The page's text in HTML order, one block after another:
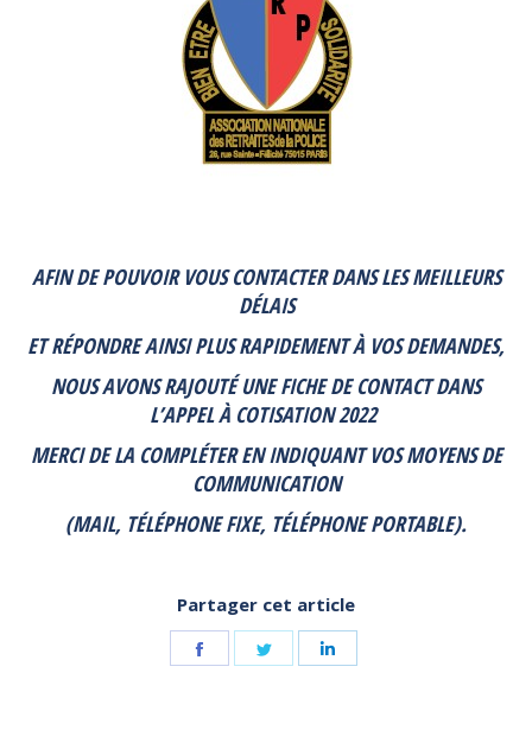
AFIN DE POUVOIR VOUS CONTACTER DANS LES MEILLEURS
DÉLAIS
ET RÉPONDRE AINSI PLUS RAPIDEMENT À VOS DEMANDES,
NOUS AVONS RAJOUTÉ UNE FICHE DE CONTACT DANS
L’APPEL À COTISATION 2022
MERCI DE LA COMPLÉTER EN INDIQUANT VOS MOYENS DE
COMMUNICATION
(MAIL, TÉLÉPHONE FIXE, TÉLÉPHONE PORTABLE).
Partager cet article
Share
Share